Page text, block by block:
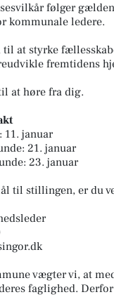
følger
kommunale ledere.
at styrke
fremtidens
at høre fra dig.
11. januar
21. januar
23. januar
til stillingen, er du
vægter vi, at
faglighed.